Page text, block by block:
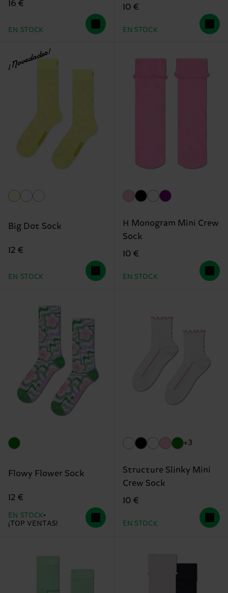
16 €
EN STOCK
10 €
EN STOCK
¡Novedades!
Big Dot Sock
12 €
EN STOCK
H Monogram Mini Crew
Sock
10 €
EN STOCK
Flowy Flower Sock
12 €
EN STOCK
¡TOP VENTAS!
+3
Structure Slinky Mini
Crew Sock
10 €
EN STOCK